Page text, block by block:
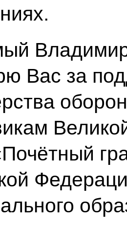
Вас за